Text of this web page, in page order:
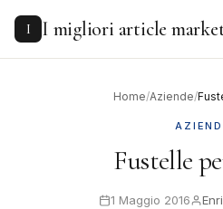
content
I I migliori article
Home/Aziende/
Fustelle
1 Maggio 2016